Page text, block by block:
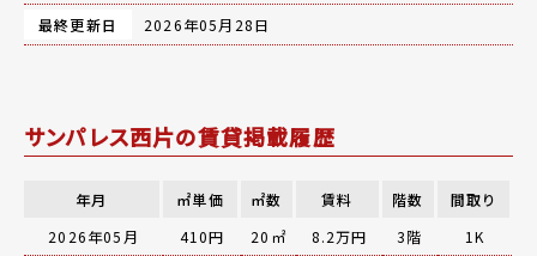
最終更新日
2026年05月28日
サンパレス西片の賃貸掲載履歴
年月 ㎡単価 ㎡数 賃料 階数
間取り
2026年05月
410円 20㎡ 8.2万円 3階 1K